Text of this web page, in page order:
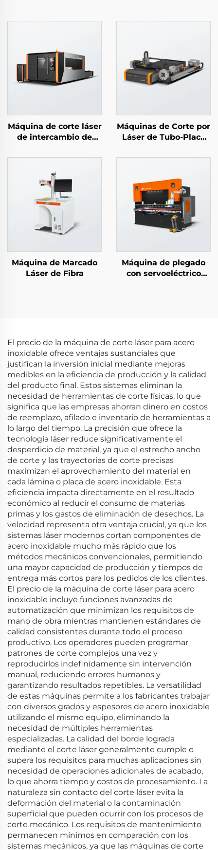
Máquina de corte láser
de intercambio de
completa LEA-DC
Máquinas de Corte por
Láser de Tubo-Placa
Máquina de Marcado
Láser de Fibra
Máquina de plegado
con servoeléctrico
El precio de la máquina de corte láser para acero
inoxidable ofrece ventajas sustanciales que
justifican la inversión inicial mediante mejoras
medibles en la eficiencia de producción y la calidad
del producto final. Estos sistemas eliminan la
necesidad de herramientas de corte físicas, lo que
significa que las empresas ahorran dinero en costos
de reemplazo, afilado e inventario de herramientas a
lo largo del tiempo. La precisión que ofrece la
tecnología láser reduce significativamente el
desperdicio de material, ya que el estrecho ancho
de corte y las trayectorias de corte precisas
maximizan el aprovechamiento del material en
cada lámina o placa de acero inoxidable. Esta
eficiencia impacta directamente en el resultado
económico al reducir el consumo de materias
primas y los gastos de eliminación de desechos. La
velocidad representa otra ventaja crucial, ya que los
sistemas láser modernos cortan componentes de
acero inoxidable mucho más rápido que los
métodos mecánicos convencionales, permitiendo
una mayor capacidad de producción y tiempos de
entrega más cortos para los pedidos de los clientes.
El precio de la máquina de corte láser para acero
inoxidable incluye funciones avanzadas de
automatización que minimizan los requisitos de
mano de obra mientras mantienen estándares de
calidad consistentes durante todo el proceso
productivo. Los operadores pueden programar
patrones de corte complejos una vez y
reproducirlos indefinidamente sin intervención
manual, reduciendo errores humanos y
garantizando resultados repetibles. La versatilidad
de estas máquinas permite a los fabricantes trabajar
con diversos grados y espesores de acero inoxidable
utilizando el mismo equipo, eliminando la
necesidad de múltiples herramientas
especializadas. La calidad del borde lograda
mediante el corte láser generalmente cumple o
supera los requisitos para muchas aplicaciones sin
necesidad de operaciones adicionales de acabado,
lo que ahorra tiempo y costos de procesamiento. La
naturaleza sin contacto del corte láser evita la
deformación del material o la contaminación
superficial que pueden ocurrir con los procesos de
corte mecánico. Los requisitos de mantenimiento
permanecen mínimos en comparación con los
sistemas mecánicos, ya que las máquinas de corte